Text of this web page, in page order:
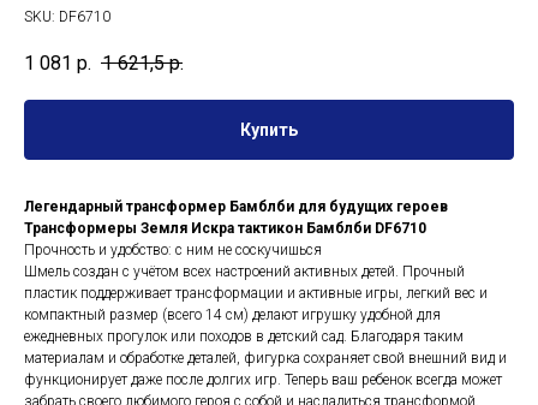
SKU: DF6710
1 081 р. 1 621,5 р.
Купить
Легендарный трансформер Бамблби для будущих героев
Трансформеры Земля Искра тактикон Бамблби DF6710
Прочность и удобство: с ним не соскучишься
Шмель создан с учётом всех настроений активных детей. Прочный
пластик поддерживает трансформации и активные игры, легкий вес и
компактный размер (всего 14 см) делают игрушку удобной для
ежедневных прогулок или походов в детский сад. Благодаря таким
материалам и обработке деталей, фигурка сохраняет свой внешний вид и
функционирует даже после долгих игр. Теперь ваш ребенок всегда может